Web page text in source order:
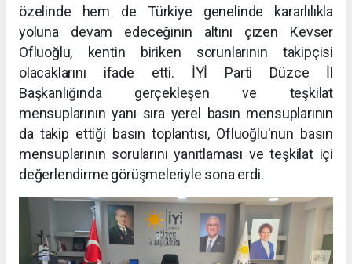
özelinde hem de Türkiye genelinde kararlılıkla
yoluna devam edeceğinin altını çizen Kevser
Ofluoğlu, kentin biriken sorunlarının takipçisi
olacaklarını ifade etti. İYİ Parti Düzce İl
Başkanlığında gerçekleşen ve teşkilat
mensuplarının yanı sıra yerel basın mensuplarının
da takip ettiği basın toplantısı, Ofluoğlu'nun basın
mensuplarının sorularını yanıtlaması ve teşkilat içi
değerlendirme görüşmeleriyle sona erdi.